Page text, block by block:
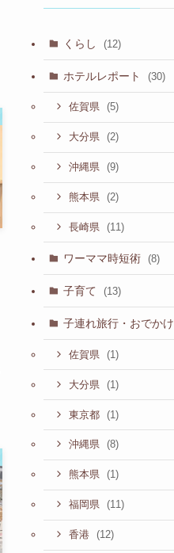
くらし (12)
ホテルレポート (30)
佐賀県 (5)
大分県 (2)
沖縄県 (9)
熊本県 (2)
長崎県 (11)
ワーママ時短術 (8)
子育て (13)
子連れ旅行・おでかけ
佐賀県 (1)
大分県 (1)
東京都 (1)
沖縄県 (8)
熊本県 (1)
福岡県 (11)
香港 (12)